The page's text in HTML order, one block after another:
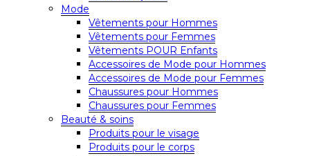
Mode
Vêtements pour Hommes
Vêtements pour Femmes
Vêtements POUR Enfants
Accessoires de Mode pour Hommes
Accessoires de Mode pour Femmes
Chaussures pour Hommes
Chaussures pour Femmes
Beauté & soins
Produits pour le visage
Produits pour le corps